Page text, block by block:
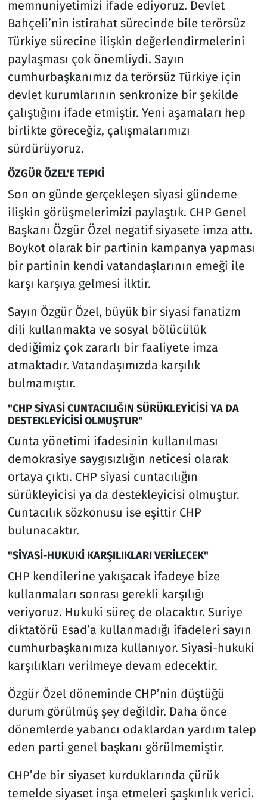
memnuniyetimizi ifade ediyoruz. Devlet
Bahçeli’nin istirahat sürecinde bile terörsüz
Türkiye sürecine ilişkin değerlendirmelerini
paylaşması çok önemliydi. Sayın
cumhurbaşkanımız da terörsüz Türkiye için
devlet kurumlarının senkronize bir şekilde
çalıştığını ifade etmiştir. Yeni aşamaları hep
birlikte göreceğiz, çalışmalarımızı
sürdürüyoruz.
ÖZGÜR ÖZEL'E TEPKİ
Son on günde gerçekleşen siyasi gündeme
ilişkin görüşmelerimizi paylaştık. CHP Genel
Başkanı Özgür Özel negatif siyasete imza attı.
Boykot olarak bir partinin kampanya yapması
bir partinin kendi vatandaşlarının emeği ile
karşı karşıya gelmesi ilktir.
Sayın Özgür Özel, büyük bir siyasi fanatizm
dili kullanmakta ve sosyal bölücülük
dediğimiz çok zararlı bir faaliyete imza
atmaktadır. Vatandaşımızda karşılık
bulmamıştır.
"CHP SİYASİ CUNTACILIĞIN SÜRÜKLEYİCİSİ YA DA
DESTEKLEYİCİSİ OLMUŞTUR"
Cunta yönetimi ifadesinin kullanılması
demokrasiye saygısızlığın neticesi olarak
ortaya çıktı. CHP siyasi cuntacılığın
sürükleyicisi ya da destekleyicisi olmuştur.
Cuntacılık sözkonusu ise eşittir CHP
bulunacaktır.
"SİYASİ-HUKUKİ KARŞILIKLARI VERİLECEK"
CHP kendilerine yakışacak ifadeye bize
kullanmaları sonrası gerekli karşılığı
veriyoruz. Hukuki süreç de olacaktır. Suriye
diktatörü Esad’a kullanmadığı ifadeleri sayın
cumhurbaşkanımıza kullanıyor. Siyasi-hukuki
karşılıkları verilmeye devam edecektir.
Özgür Özel döneminde CHP’nin düştüğü
durum görülmüş şey değildir. Daha önce
dönemlerde yabancı odaklardan yardım talep
eden parti genel başkanı görülmemiştir.
CHP’de bir siyaset kurduklarında çürük
temelde siyaset inşa etmeleri şaşkınlık verici.